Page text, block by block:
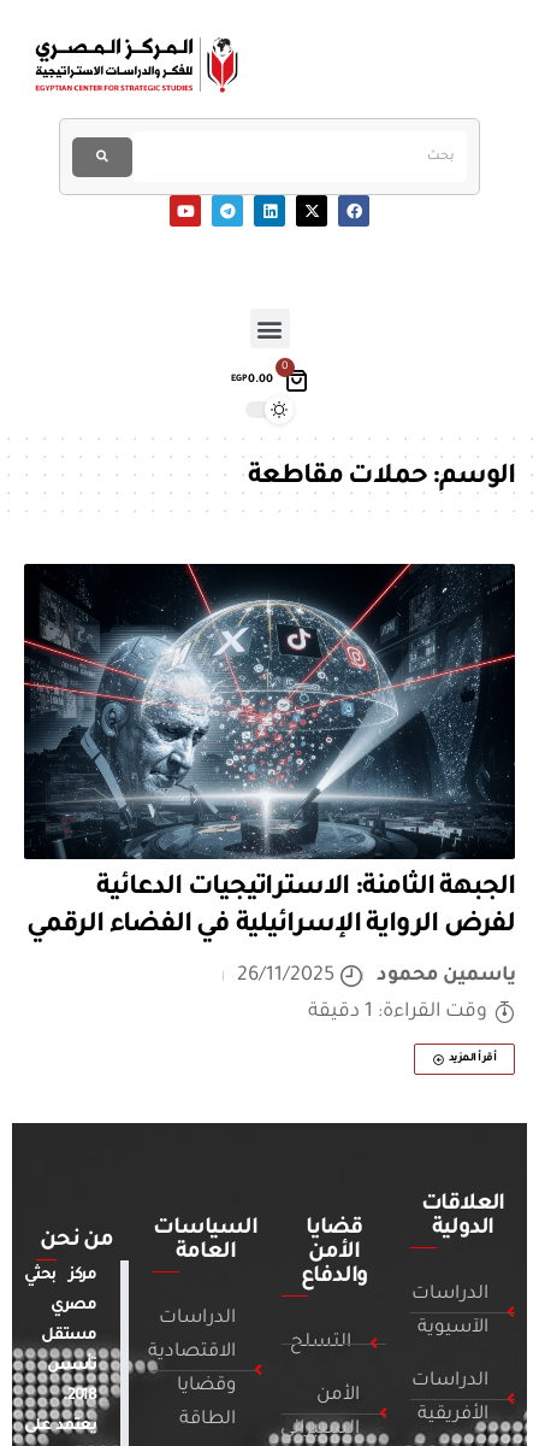
0
EGP0.00
الوسم:حملات مقاطعة
الجبهة الثامنة: الاستراتيجيات الدعائية
لفرض الرواية الإسرائيلية في الفضاء الرقمي
ياسمين محمود
26/11/2025
وقت القراءة: 1 دقيقة
أقرأ المزيد
العلاقات
الدولية
الدراسات
الآسيوية
الدراسات
الأفريقية
قضايا
الأمن
والدفاع
التسلح
الأمن
السيبراني
السياسات
العامة
الدراسات
الاقتصادية
وقضايا
الطاقة
من نحن
مركز بحثي
مصري
مستقل
تأسس
2018.
يعتمد على